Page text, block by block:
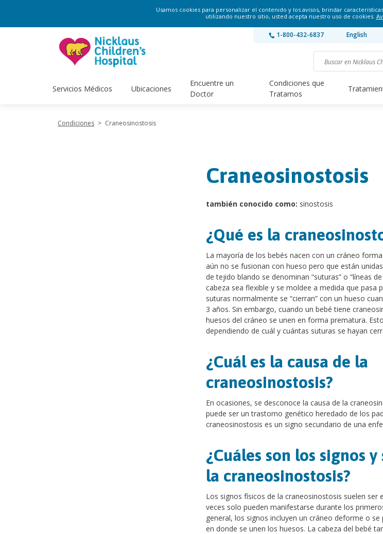
Usamos cookies para personalizar el contenido y los avisos, brindar
utilizando nuestro sitio, usted acepta nuestro uso de cookies.
1-800-432-6837 English
Servicios Médicos Ubicaciones
Encuentre un
Doctor
Condiciones que
Tratamos
Condiciones > Craneosinostosis
Craneosinostosis
también conocido como: sinostosis
¿Qué es la
La mayoría de los bebés nacen con un cráneo
aún no se fusionan con hueso pero que están
de tejido blando se denominan “suturas” o “líneas
cabeza sea flexible y se moldee a medida que pasa
suturas normalmente se “cierran” con un hueso
3 años. Sin embargo, cuando un bebé tiene
huesos del cráneo se unen en forma prematura.
dependiendo de cuál y cuántas suturas se hayan
¿Cuál es la causa de la
craneosinostosis?
En ocasiones, se desconoce la causa de la
puede ser un trastorno genético heredado de los
craneosinostosis es un signo secundario de una
¿Cuáles son los signos
la craneosinostosis?
Los signos físicos de la craneosinostosis suelen ser
veces solo pueden manifestarse durante los
general, los signos incluyen un cráneo deforme o
en donde se unen los huesos. La cabeza del bebé